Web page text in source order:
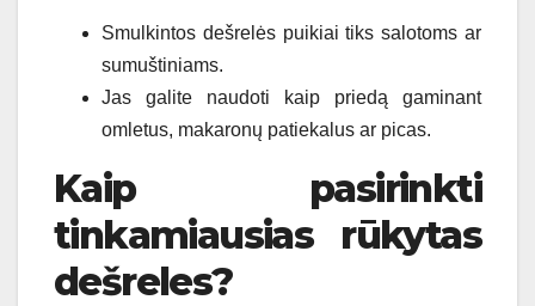
Smulkintos dešrelės puikiai tiks salotoms ar
sumuštiniams.
Jas galite naudoti kaip priedą gaminant
omletus, makaronų patiekalus ar picas.
Kaip pasirinkti
tinkamiausias rūkytas
dešreles?